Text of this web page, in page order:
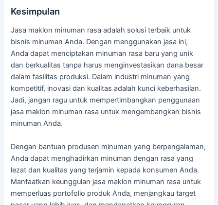
Kesimpulan
Jasa maklon minuman rasa adalah solusi terbaik untuk
bisnis minuman Anda. Dengan menggunakan jasa ini,
Anda dapat menciptakan minuman rasa baru yang unik
dan berkualitas tanpa harus menginvestasikan dana besar
dalam fasilitas produksi. Dalam industri minuman yang
kompetitif, inovasi dan kualitas adalah kunci keberhasilan.
Jadi, jangan ragu untuk mempertimbangkan penggunaan
jasa maklon minuman rasa untuk mengembangkan bisnis
minuman Anda.
Dengan bantuan produsen minuman yang berpengalaman,
Anda dapat menghadirkan minuman dengan rasa yang
lezat dan kualitas yang terjamin kepada konsumen Anda.
Manfaatkan keunggulan jasa maklon minuman rasa untuk
memperluas portofolio produk Anda, menjangkau target